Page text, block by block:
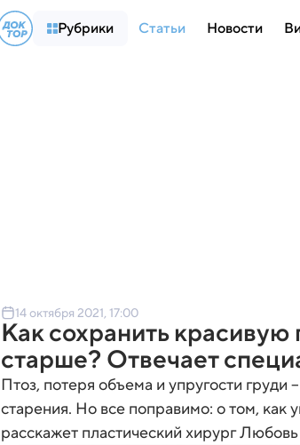
Рубрики Статьи Новости
14 октября 2021, 17:00
Как сохранить красивую
старше? Отвечает
Птоз, потеря объема и упругости груди
старения. Но все поправимо: о том, как
расскажет пластический хирург